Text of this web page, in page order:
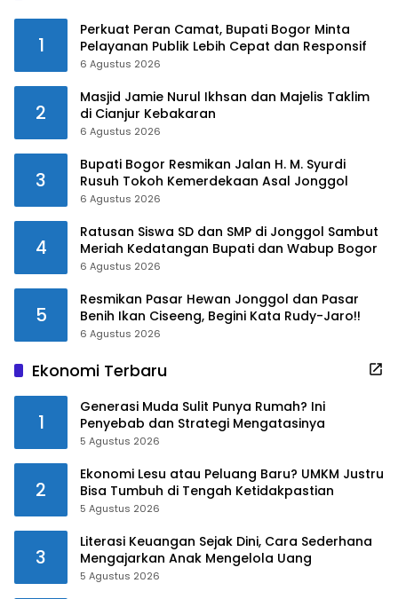
1
Perkuat Peran Camat, Bupati Bogor Minta
Pelayanan Publik Lebih Cepat dan Responsif
6 Agustus 2026
2
Masjid Jamie Nurul Ikhsan dan Majelis Taklim
di Cianjur Kebakaran
6 Agustus 2026
3
Bupati Bogor Resmikan Jalan H. M. Syurdi
Rusuh Tokoh Kemerdekaan Asal Jonggol
6 Agustus 2026
4
Ratusan Siswa SD dan SMP di Jonggol Sambut
Meriah Kedatangan Bupati dan Wabup Bogor
6 Agustus 2026
5
Resmikan Pasar Hewan Jonggol dan Pasar
Benih Ikan Ciseeng, Begini Kata Rudy-Jaro!!
6 Agustus 2026
Ekonomi Terbaru
1
Generasi Muda Sulit Punya Rumah? Ini
Penyebab dan Strategi Mengatasinya
5 Agustus 2026
2
Ekonomi Lesu atau Peluang Baru? UMKM Justru
Bisa Tumbuh di Tengah Ketidakpastian
5 Agustus 2026
3
Literasi Keuangan Sejak Dini, Cara Sederhana
Mengajarkan Anak Mengelola Uang
5 Agustus 2026